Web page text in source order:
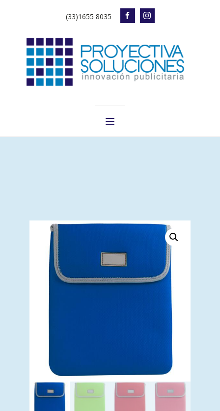
(33)1655 8035